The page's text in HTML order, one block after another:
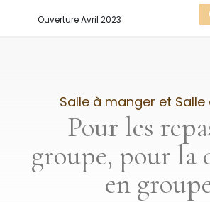
Ouverture Avril 2023
Salle à manger et Salle
Pour les
groupe, pour la
en